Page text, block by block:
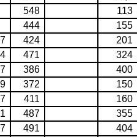
548
113
444
155
424
201
471
324
386
400
372
150
411
160
487
355
491
404